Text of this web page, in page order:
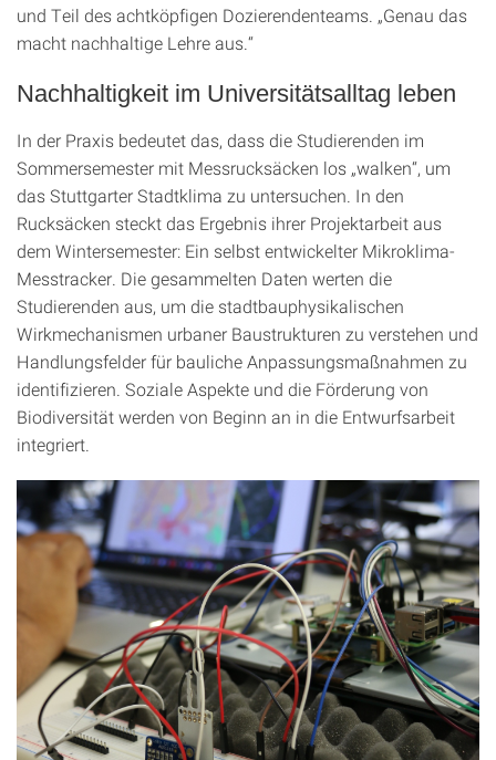
und Teil des achtköpfigen Dozierendenteams. „Genau das
macht nachhaltige Lehre aus.“
Nachhaltigkeit im Universitätsalltag leben
In der Praxis bedeutet das, dass die Studierenden im
Sommersemester mit Messrucksäcken los „walken“, um
das Stuttgarter Stadtklima zu untersuchen. In den
Rucksäcken steckt das Ergebnis ihrer Projektarbeit aus
dem Wintersemester: Ein selbst entwickelter Mikroklima-
Messtracker. Die gesammelten Daten werten die
Studierenden aus, um die stadtbauphysikalischen
Wirkmechanismen urbaner Baustrukturen zu verstehen und
Handlungsfelder für bauliche Anpassungsmaßnahmen zu
identifizieren. Soziale Aspekte und die Förderung von
Biodiversität werden von Beginn an in die Entwurfsarbeit
integriert.